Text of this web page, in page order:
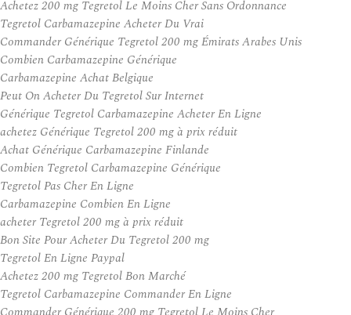
Achetez 200 mg Tegretol Le Moins Cher Sans Ordonnance
Tegretol Carbamazepine Acheter Du Vrai
Commander Générique Tegretol 200 mg Émirats Arabes Unis
Combien Carbamazepine Générique
Carbamazepine Achat Belgique
Peut On Acheter Du Tegretol Sur Internet
Générique Tegretol Carbamazepine Acheter En Ligne
achetez Générique Tegretol 200 mg à prix réduit
Achat Générique Carbamazepine Finlande
Combien Tegretol Carbamazepine Générique
Tegretol Pas Cher En Ligne
Carbamazepine Combien En Ligne
acheter Tegretol 200 mg à prix réduit
Bon Site Pour Acheter Du Tegretol 200 mg
Tegretol En Ligne Paypal
Achetez 200 mg Tegretol Bon Marché
Tegretol Carbamazepine Commander En Ligne